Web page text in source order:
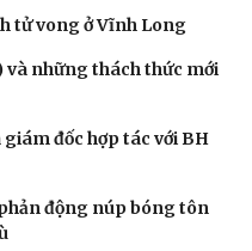
tử vong ở Vĩnh Long
những thách thức mới
đốc hợp tác với BH
động núp bóng tôn